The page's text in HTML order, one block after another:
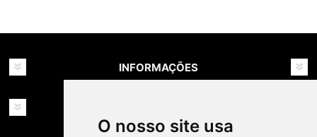
O nosso site usa
INFORMAÇÕES